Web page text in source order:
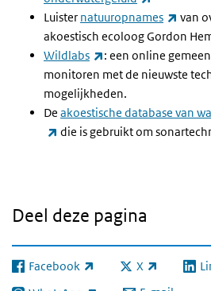
Luister natuuropnames
van
akoestisch ecoloog Gordon
Wildlabs
(externe link)
: een online
monitoren met de nieuwste
mogelijkheden.
De akoestische database van
(externe link)
die is gebruikt om
Deel deze pagina
Facebook
(externe link) X
(externe link)